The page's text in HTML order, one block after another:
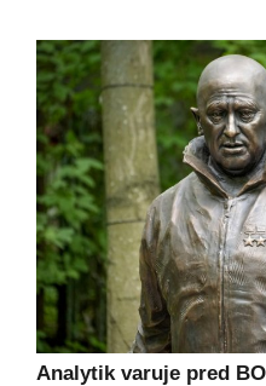
Analytik varuje pred